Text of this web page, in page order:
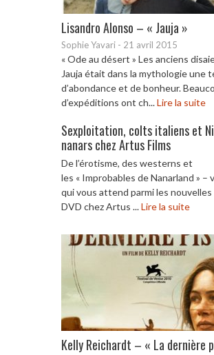
Lisandro Alonso – « Jauja »
Sophie Yavari - 21 avril 2015
« Ode au désert » Les anciens
Jauja était dans la mythologie une
d’abondance et de bonheur.
d’expéditions ont ch...Lire la suite
Sexploitation, colts italiens et
nanars chez Artus Films
De l’érotisme, des westerns et
les « Improbables de Nanarland » –
qui vous attend parmi les
DVD chez Artus ...Lire la suite
Kelly Reichardt – « La dernière